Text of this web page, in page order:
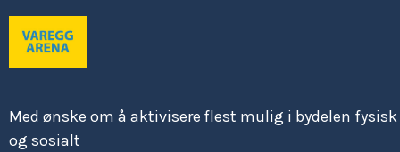
Med ønske om å aktivisere flest mulig i bydelen fysisk
og sosialt